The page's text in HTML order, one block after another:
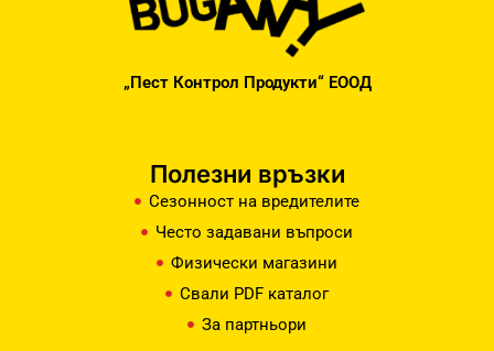
„Пест Контрол Продукти“ ЕООД
Полезни връзки
Сезонност на вредителите
Често задавани въпроси
Физически магазини
Свали PDF каталог
За партньори